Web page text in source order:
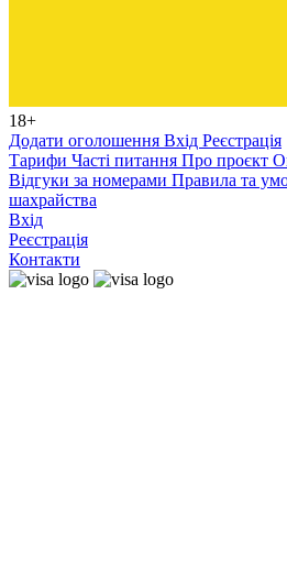
18+
Додати оголошення Вхід Реєстрація
Тарифи Часті питання Про проєкт
Відгуки за номерами Правила та
шахрайства
Вхід
Реєстрація
Контакти